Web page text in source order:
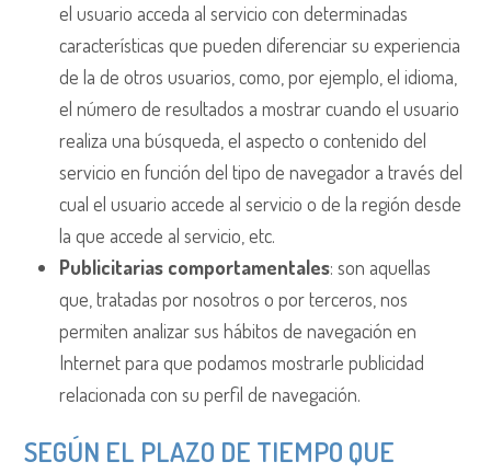
el usuario acceda al servicio con determinadas
características que pueden diferenciar su experiencia
de la de otros usuarios, como, por ejemplo, el idioma,
el número de resultados a mostrar cuando el usuario
realiza una búsqueda, el aspecto o contenido del
servicio en función del tipo de navegador a través del
cual el usuario accede al servicio o de la región desde
la que accede al servicio, etc.
Publicitarias comportamentales: son aquellas
que, tratadas por nosotros o por terceros, nos
permiten analizar sus hábitos de navegación en
Internet para que podamos mostrarle publicidad
relacionada con su perfil de navegación.
SEGÚN EL PLAZO DE TIEMPO QUE